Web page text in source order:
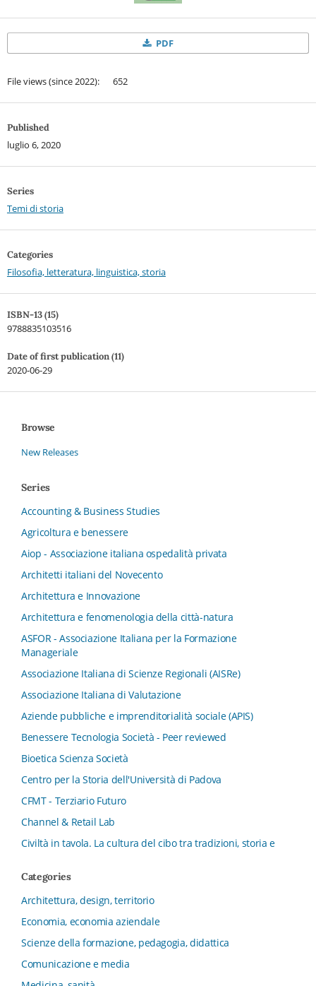
PDF
File views (since 2022): 652
Published
luglio 6, 2020
Series
Temi di storia
Categories
Filosofia, letteratura, linguistica, storia
ISBN-13 (15)
9788835103516
Date of first publication (11)
2020-06-29
Browse
New Releases
Series
Accounting & Business Studies
Agricoltura e benessere
Aiop - Associazione italiana ospedalità privata
Architetti italiani del Novecento
Architettura e Innovazione
Architettura e fenomenologia della città-natura
ASFOR - Associazione Italiana per la Formazione
Manageriale
Associazione Italiana di Scienze Regionali (AISRe)
Associazione Italiana di Valutazione
Aziende pubbliche e imprenditorialità sociale (APIS)
Benessere Tecnologia Società - Peer reviewed
Bioetica Scienza Società
Centro per la Storia dell'Università di Padova
CFMT - Terziario Futuro
Channel & Retail Lab
Civiltà in tavola. La cultura del cibo tra tradizioni, storia e
Collana del Dipartimento di Scienze Aziendali, Management
dell’Economia Università di Bologna
Collana di Clinica della formazione
Categories
Architettura, design, territorio
Economia, economia aziendale
Scienze della formazione, pedagogia, didattica
Comunicazione e media